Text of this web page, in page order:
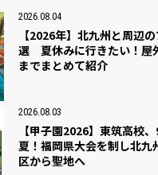
2026.08.04
【2026年】北九州と周辺
選 夏休みに行きたい！屋
までまとめて紹介
2026.08.03
【甲子園2026】東筑高校
夏！福岡県大会を制し北九
区から聖地へ